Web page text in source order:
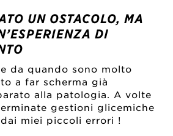
UN OSTACOLO, MA
DI
da quando sono molto
a far scherma già
alla patologia. A volte
gestioni glicemiche
miei piccoli errori !